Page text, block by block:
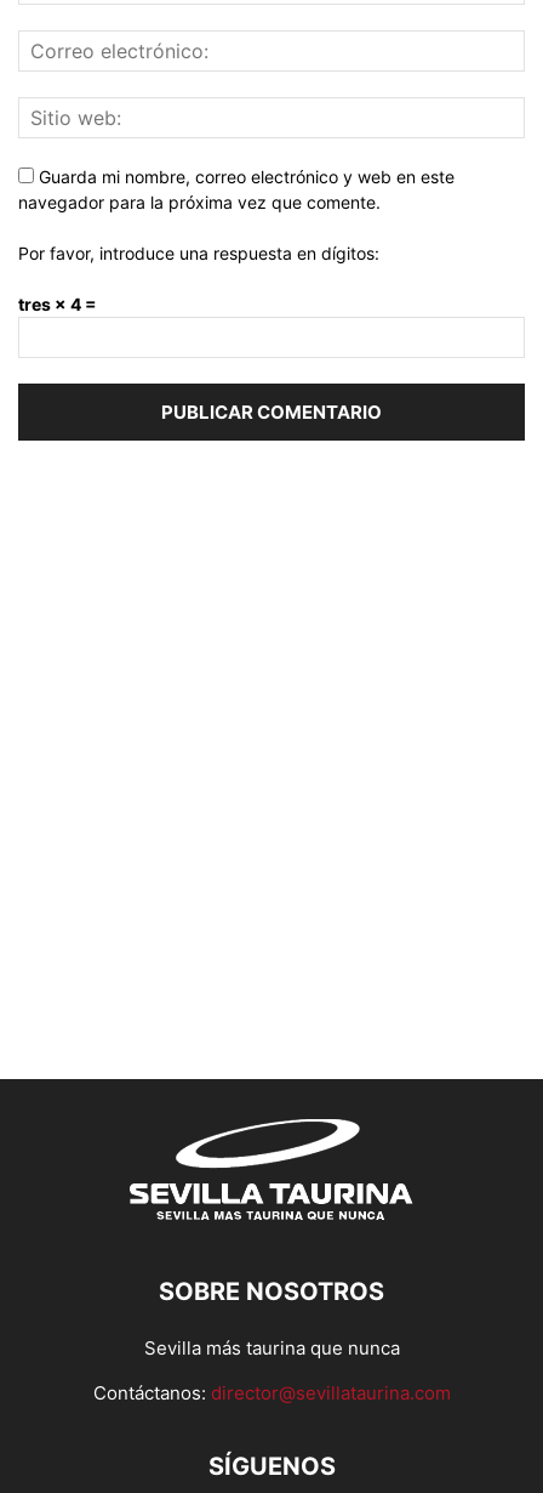
Guarda mi nombre, correo electrónico y web en este
navegador para la próxima vez que comente.
Por favor, introduce una respuesta en dígitos:
tres × 4 =
SOBRE NOSOTROS
Sevilla más taurina que nunca
Contáctanos: director@sevillataurina.com
SÍGUENOS